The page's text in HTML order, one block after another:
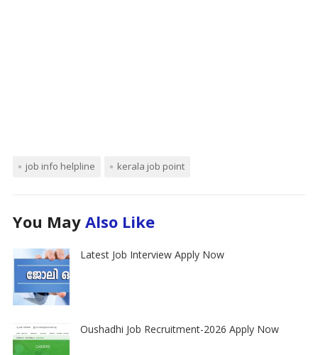
job info helpline kerala job point
You May Also Like
Latest Job Interview Apply Now
Oushadhi Job Recruitment-2026 Apply Now